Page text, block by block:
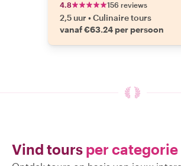
4.8 156 reviews
2,5 uur •Culinaire tours
vanaf €63.24 per persoon
Vind tours per categorie